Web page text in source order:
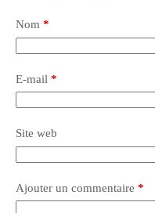
Nom *
E-mail *
Site web
Ajouter un commentaire *